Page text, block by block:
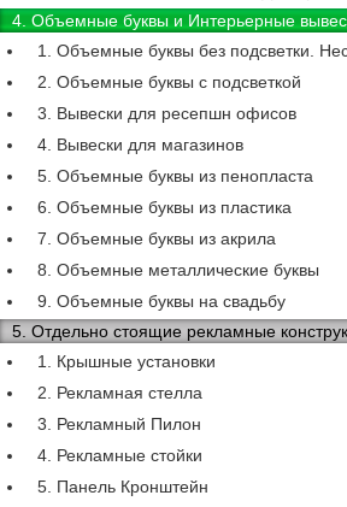
4. Объемные буквы и Интерьерные
1. Объемные буквы без подсветки.
2. Объемные буквы с подсветкой
3. Вывески для ресепшн офисов
4. Вывески для магазинов
5. Объемные буквы из пенопласта
6. Объемные буквы из пластика
7. Объемные буквы из акрила
8. Объемные металлические буквы
9. Объемные буквы на свадьбу
5. Отдельно стоящие рекламные
1. Крышные установки
2. Рекламная стелла
3. Рекламный Пилон
4. Рекламные стойки
5. Панель Кронштейн